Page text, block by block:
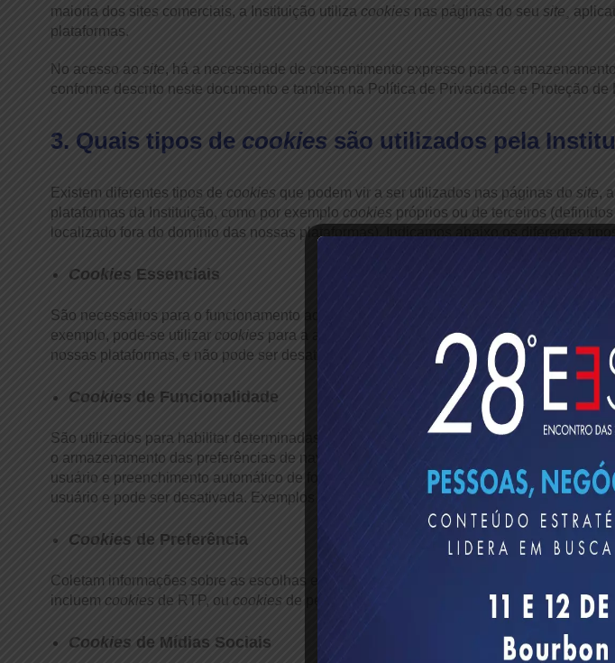
maioria dos sites comerciais, a Instituição utiliza cookies nas páginas do seu site¸
plataformas.
No acesso ao site, há a necessidade de consentimento expresso para o
conforme descrito neste documento e também na Política de Privacidade e Proteção de
3. Quais tipos de cookiessão utilizados pela
Existem diferentes tipos de cookies que podem vir a ser utilizados nas páginas do site,
plataformas da Instituição, como por exemplo cookies próprios ou de terceiros
localizado fora do domínio das nossas plataformas). Indicamos abaixo os diferentes
Cookies Essenciais
São necessários para o funcionamento adequado e a proteção das plataformas da
exemplo, pode-se utilizar cookies para a autenticação de um usuário. Esta
nossas plataformas, e não pode ser desativada. Exemplos incluem BIPS ou
cookiesde
Cookies de Funcionalidade
São utilizados para habilitar determinadas funcionalidades adicionais nas plataformas
o armazenamento das preferências de navegação (por exemplo, seleção de nome de
usuário e preenchimento automático de formulários. Essa funcionalidade aperfeiçoa a
usuário e pode ser desativada. Exemplos incluem
de configuração de idioma.
Cookies de Preferência
Coletam informações sobre as escolhas e preferências do usuário, e podem ser
incluem cookies de RTP, ou cookies de personalização de conteúdo.
Cookies de Mídias Sociais